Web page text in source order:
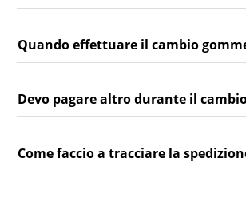
Quando effettuare il cambio
Devo pagare altro durante il
Come faccio a tracciare la